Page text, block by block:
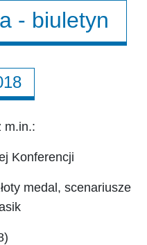
- biuletyn
m.in.:
Konferencji
medal, scenariusze